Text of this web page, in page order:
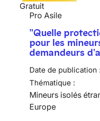
Gratuit
Pro Asile
"Quelle
pour les
demandeurs
Date de publication :
Thématique :
Mineurs isolés
Europe